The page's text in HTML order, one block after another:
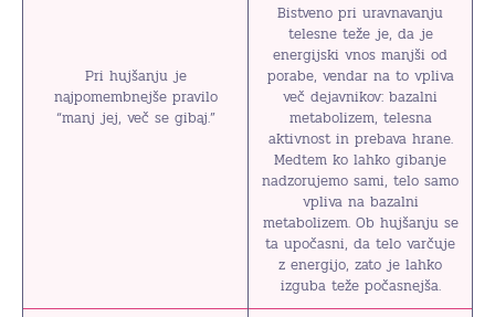
Pri hujšanju je
najpomembnejše pravilo
“manj jej, več se gibaj.”
Bistveno pri uravnavanju
telesne teže je, da je
energijski vnos manjši od
porabe, vendar na to vpliva
več dejavnikov: bazalni
metabolizem, telesna
aktivnost in prebava hrane.
Medtem ko lahko gibanje
nadzorujemo sami, telo samo
vpliva na bazalni
metabolizem. Ob hujšanju se
ta upočasni, da telo varčuje
z energijo, zato je lahko
izguba teže počasnejša.